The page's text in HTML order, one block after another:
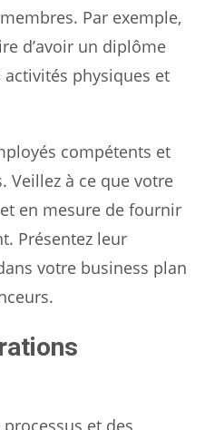
Par exemple,
d’avoir un diplôme
activités physiques et
compétents et
Veillez à ce que votre
en mesure de fournir
Présentez leur
votre business plan
processus et des